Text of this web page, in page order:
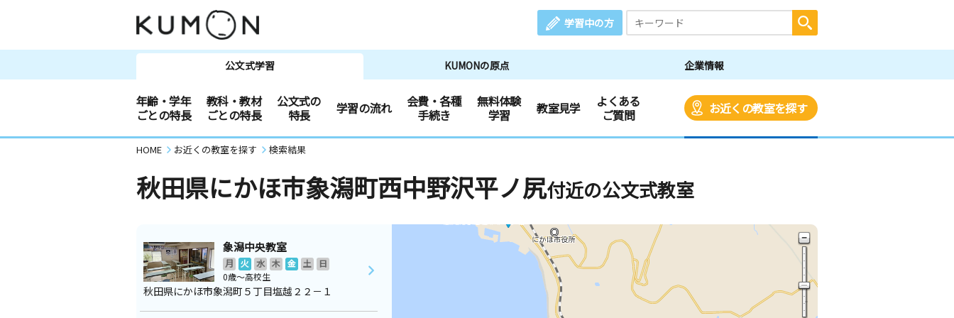
学習中の方
公文式学習 KUMONの原点 企業情報
年齢・学年
ごとの特長
教科・教材
ごとの特長
公文式の
特長
学習の流れ
会費・各種
手続き
無料体験
学習
教室見学
よくある
ご質問
お近くの教室を探す
HOME お近くの教室を探す 検索結果
秋田県にかほ市象潟町西中野沢平ノ尻付近の公文式教室
象潟中央教室
月 火 水 木 金 土
日
0歳～高校生
秋田県にかほ市象潟町５丁目塩越２２－１